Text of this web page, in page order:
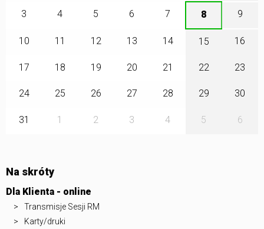
3 4 5 6 7 8 9
10 11 12 13 14 15 16
17 18 19 20 21 22 23
24 25 26 27 28 29 30
31 1 2 3 4 5 6
Na skróty
Dla Klienta - online
Transmisje Sesji RM
Karty/druki